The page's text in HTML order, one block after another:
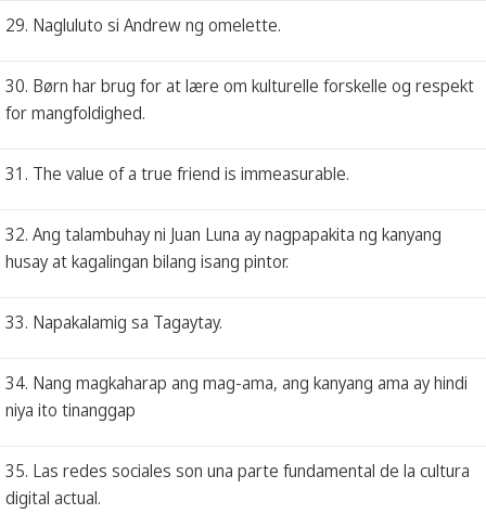
29. Nagluluto si Andrew ng omelette.
30. Børn har brug for at lære om kulturelle forskelle og respekt
for mangfoldighed.
31. The value of a true friend is immeasurable.
32. Ang talambuhay ni Juan Luna ay nagpapakita ng kanyang
husay at kagalingan bilang isang pintor.
33. Napakalamig sa Tagaytay.
34. Nang magkaharap ang mag-ama, ang kanyang ama ay hindi
niya ito tinanggap
35. Las redes sociales son una parte fundamental de la cultura
digital actual.